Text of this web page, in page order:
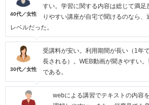
40代／女性
すい。学習に関する内容は総じて満
りやすい講座が自宅で聞けるのなら
レベルだった。
30代／女性
受講料が安い。利用期間が長い（1年
長される）。WEB動画が聞きやすい
である。
webによる講習でテキストの内容